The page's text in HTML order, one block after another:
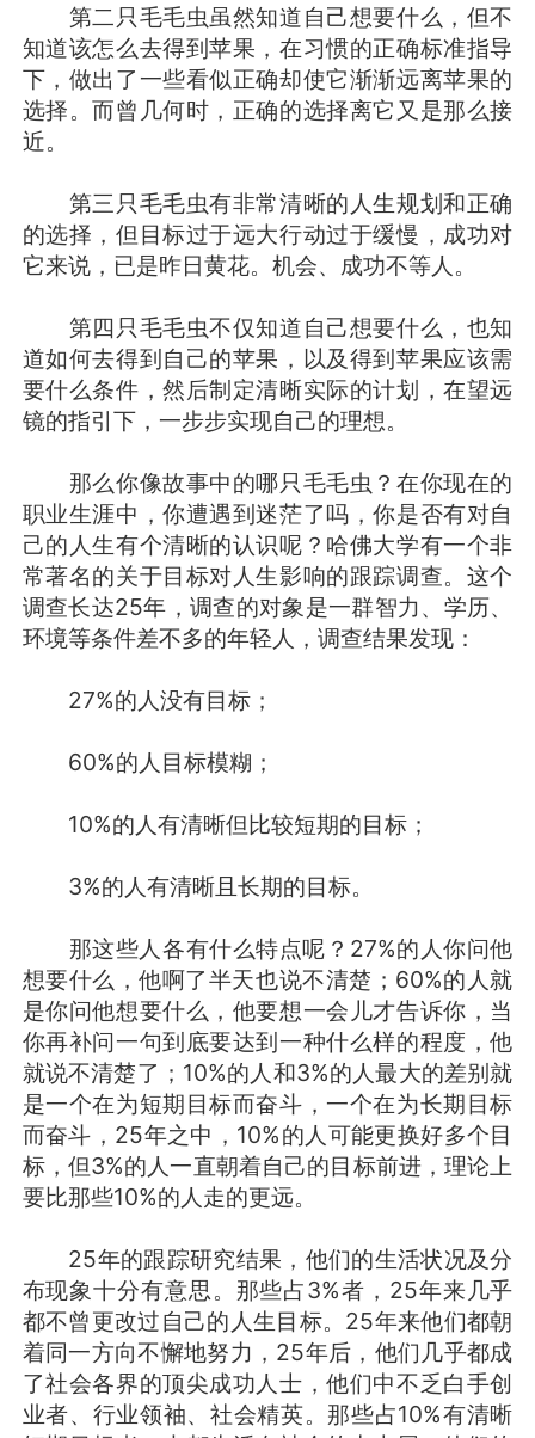
第二只毛毛虫虽然知道自己想要什么，但不
知道该怎么去得到苹果，在习惯的正确标准指导
下，做出了一些看似正确却使它渐渐远离苹果的
选择。而曾几何时，正确的选择离它又是那么接
近。
第三只毛毛虫有非常清晰的人生规划和正确
的选择，但目标过于远大行动过于缓慢，成功对
它来说，已是昨日黄花。机会、成功不等人。
第四只毛毛虫不仅知道自己想要什么，也知
道如何去得到自己的苹果，以及得到苹果应该需
要什么条件，然后制定清晰实际的计划，在望远
镜的指引下，一步步实现自己的理想。
那么你像故事中的哪只毛毛虫？在你现在的
职业生涯中，你遭遇到迷茫了吗，你是否有对自
己的人生有个清晰的认识呢？哈佛大学有一个非
常著名的关于目标对人生影响的跟踪调查。这个
调查长达25年，调查的对象是一群智力、学历、
环境等条件差不多的年轻人，调查结果发现：
27%的人没有目标；
60%的人目标模糊；
10%的人有清晰但比较短期的目标；
3%的人有清晰且长期的目标。
那这些人各有什么特点呢？27%的人你问他
想要什么，他啊了半天也说不清楚；60%的人就
是你问他想要什么，他要想一会儿才告诉你，当
你再补问一句到底要达到一种什么样的程度，他
就说不清楚了；10%的人和3%的人最大的差别就
是一个在为短期目标而奋斗，一个在为长期目标
而奋斗，25年之中，10%的人可能更换好多个目
标，但3%的人一直朝着自己的目标前进，理论上
要比那些10%的人走的更远。
25年的跟踪研究结果，他们的生活状况及分
布现象十分有意思。那些占3%者，25年来几乎
都不曾更改过自己的人生目标。25年来他们都朝
着同一方向不懈地努力，25年后，他们几乎都成
了社会各界的顶尖成功人士，他们中不乏白手创
业者、行业领袖、社会精英。那些占10%有清晰